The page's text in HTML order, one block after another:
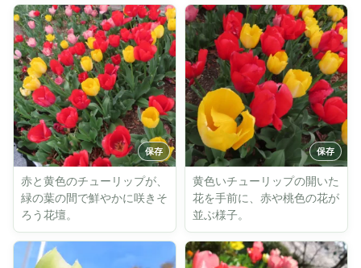
赤と黄色のチューリップが、
緑の葉の間で鮮やかに咲きそ
ろう花壇。
黄色いチューリップの開いた
花を手前に、赤や桃色の花が
並ぶ様子。